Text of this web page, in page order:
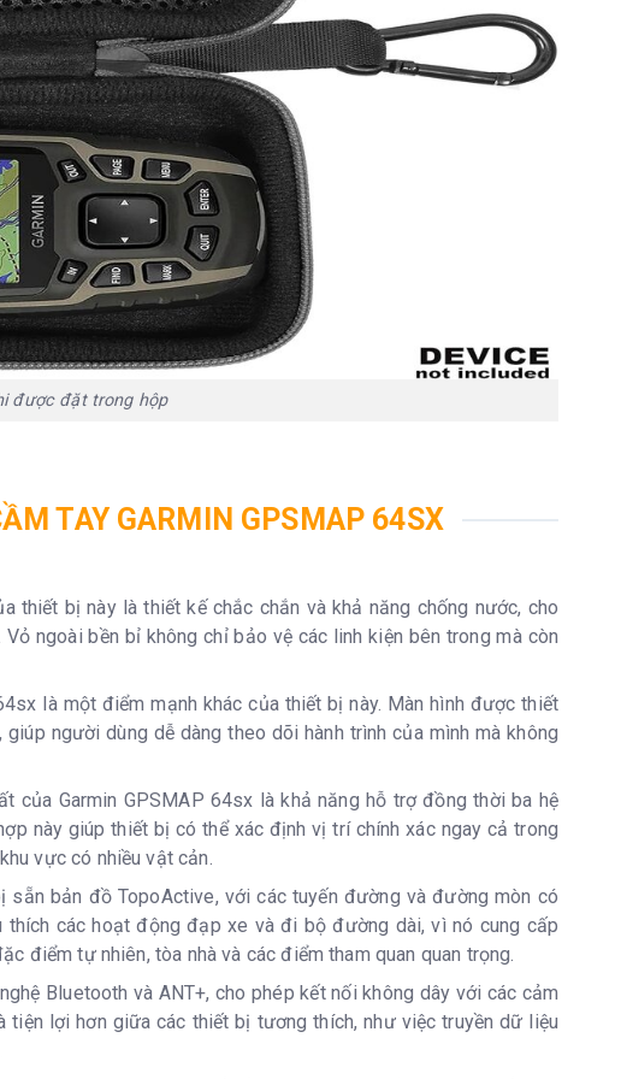
(thẻ nhớ microSD ™ tối đa 32 GB )
điểm, 200 bài hát đã lưu
được đặt trong hộp
TAY GARMIN GPSMAP 64SX
thiết bị này là thiết kế chắc chắn và khả năng chống nước, cho
ngoài bền bỉ không chỉ bảo vệ các linh kiện bên trong mà còn
là một điểm mạnh khác của thiết bị này. Màn hình được thiết
người dùng dễ dàng theo dõi hành trình của mình mà không
của Garmin GPSMAP 64sx là khả năng hỗ trợ đồng thời ba hệ
này giúp thiết bị có thể xác định vị trí chính xác ngay cả trong
vực có nhiều vật cản.
sẵn bản đồ TopoActive, với các tuyến đường và đường mòn có
các hoạt động đạp xe và đi bộ đường dài, vì nó cung cấp
điểm tự nhiên, tòa nhà và các điểm tham quan quan trọng.
Bluetooth và ANT+, cho phép kết nối không dây với các cảm
lợi hơn giữa các thiết bị tương thích, như việc truyền dữ liệu